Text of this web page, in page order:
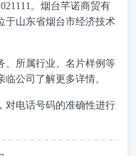
。烟台芊诺商贸有
于山东省烟台市经济技术
、所属行业、名片样例等
公司了解更多详情。
对电话号码的准确性进行